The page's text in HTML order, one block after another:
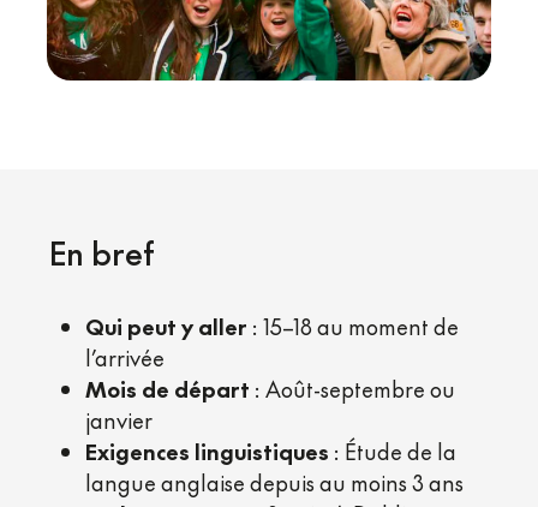
En bref
Qui peut y aller : 15–18 au moment de
l’arrivée
Mois de départ : Août-septembre ou
janvier
Exigences linguistiques : Étude de la
langue anglaise depuis au moins 3 ans